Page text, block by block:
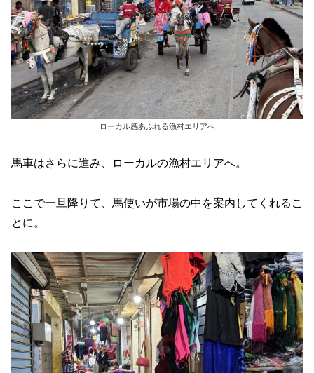
ローカル感あふれる漁村エリアへ
馬車はさらに進み、ローカルの漁村エリアへ。
ここで一旦降りて、馬使いが市場の中を案内してくれるこ
とに。